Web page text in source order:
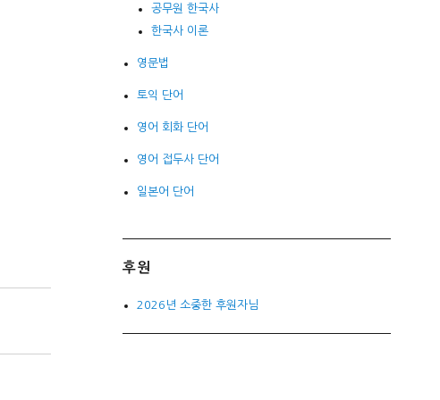
공무원 한국사
한국사 이론
영문법
토익 단어
영어 회화 단어
영어 접두사 단어
일본어 단어
후원
2026년 소중한 후원자님